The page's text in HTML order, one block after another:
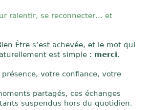
ralentir, se reconnecter… et
Être s’est achevée, et le mot qui
est simple : merci.
votre confiance, votre
partagés, ces échanges
suspendus hors du quotidien.